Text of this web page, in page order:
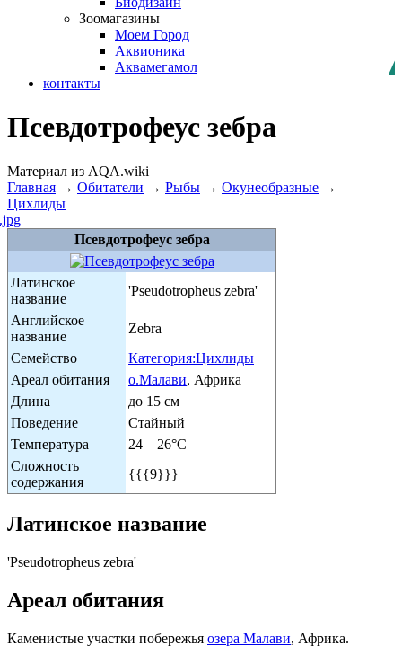
Зоомагазины
Моем Город
Аквионика
Аквамегамол
контакты
Псевдотрофеус зебра
Материал из AQA.wiki
Главная → Обитатели → Рыбы → Окунеобразные →
Цихлиды
Псевдотрофеус зебра
Латинское
название
'Pseudotropheus zebra'
Английское
название
Zebra
Семейство
Категория:Цихлиды
Ареал обитания
о.Малави, Африка
Длина
до 15 см
Поведение
Стайный
Температура
24—26°С
Сложность
содержания
{{{9}}}
Латинское название
'Pseudotropheus zebra'
Ареал обитания
Каменистые участки побережья озера Малави, Африка.